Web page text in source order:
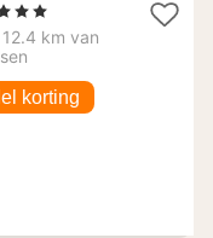
12.4 km van
korting